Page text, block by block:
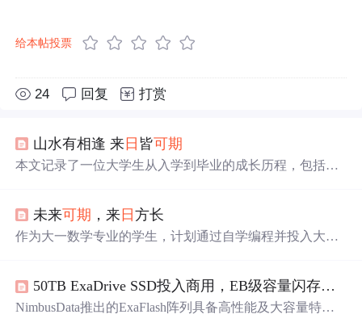
给本帖投票
24 回复 打赏
山水有相逢 来日 皆可期
本文记录了一位大学生从入学到毕业的成长历程，包括学
未来可期 ，来日方长
作为大一数学专业的学生，计划通过自学编程并投入大量
50TB ExaDrive SSD投入商用，EB级容量闪存系统来
NimbusData推出的ExaFlash阵列具备高性能及大容量特